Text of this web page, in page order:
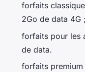
forfaits
2Go de data 4G ;
forfaits pour les
de data.
forfaits